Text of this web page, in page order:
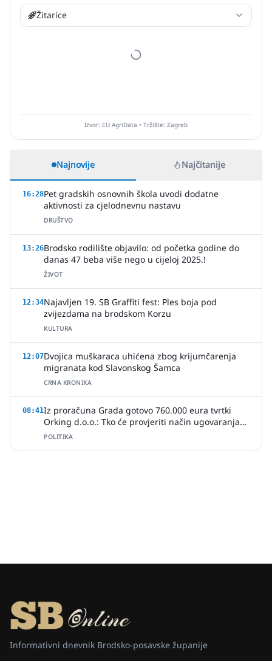
Žitarice
Izvor: EU AgriData • Tržište: Zagreb
Najnovije Najčitanije
16:28Pet gradskih osnovnih škola uvodi dodatne
aktivnosti za cjelodnevnu nastavu
DRUŠTVO
13:26Brodsko rodilište objavilo: od početka godine do
danas 47 beba više nego u cijeloj 2025.!
ŽIVOT
12:34Najavljen 19. SB Graffiti fest: Ples boja pod
zvijezdama na brodskom Korzu
KULTURA
12:07Dvojica muškaraca uhićena zbog krijumčarenja
migranata kod Slavonskog Šamca
CRNA KRONIKA
08:41Iz proračuna Grada gotovo 760.000 eura tvrtki
Orking d.o.o.: Tko će provjeriti način ugovaranja
poslova?
POLITIKA
Informativni dnevnik Brodsko-posavske županije